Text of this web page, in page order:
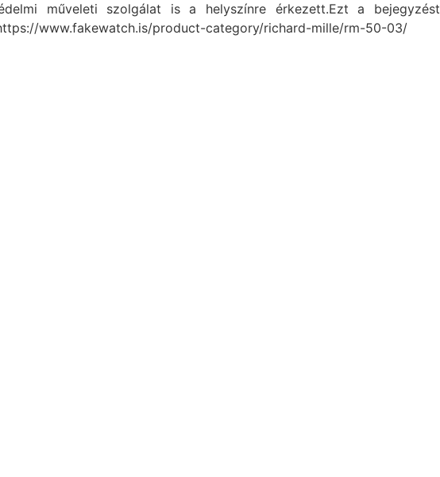
műveleti szolgálat is a helyszínre érkezett.Ezt a bejegyzést
www.fakewatch.is/product-category/richard-mille/rm-50-03/